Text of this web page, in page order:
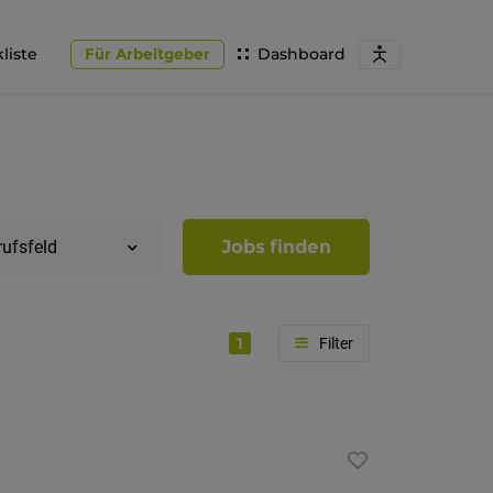
Dashboard
Für Arbeitgeber
Jobs finden
1